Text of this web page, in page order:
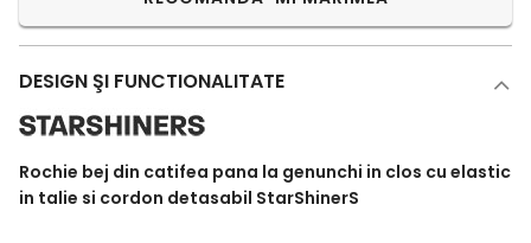
DESIGN ŞI FUNCTIONALITATE
Rochie bej din catifea pana la genunchi in clos cu elastic
in talie si cordon detasabil StarShinerS